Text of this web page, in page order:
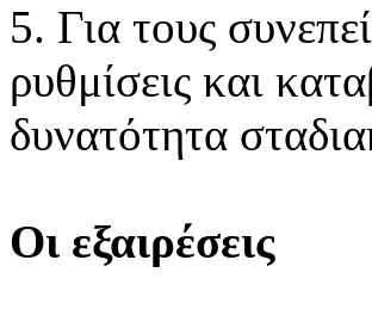
5. Για τους
ρυθμίσεις και
δυνατότητα
Οι εξαιρέσεις